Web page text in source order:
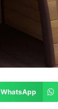
WhatsApp